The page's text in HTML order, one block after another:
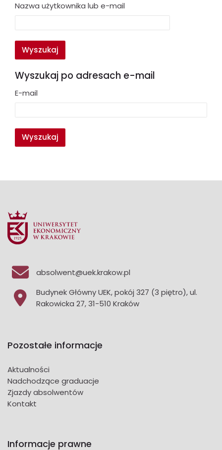
Nazwa użytkownika lub e-mail
Wyszukaj po adresach e-mail
Wyszukaj po adresach e-mail
E-mail
absolwent@uek.krakow.pl
Budynek Główny UEK, pokój 327 (3 piętro), ul.
Rakowicka 27, 31-510 Kraków
Pozostałe informacje
Aktualności
Nadchodzące graduacje
Zjazdy absolwentów
Kontakt
Informacje prawne